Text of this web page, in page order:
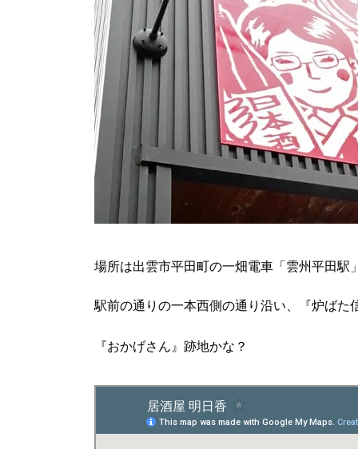
場所は出雲市平田町の一畑電車「雲州平田駅
駅前の通りの一本西側の通り沿い、『炉ばた
『おかげさん』跡地かな？